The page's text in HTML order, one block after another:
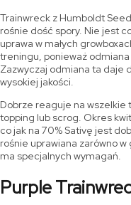
Trainwreck z Humboldt
rośnie dość spory. Nie jest
uprawa w małych
treningu, ponieważ
Zazwyczaj odmiana ta daje
wysokiej jakości.
Dobrze reaguje na wszelkie
topping lub scrog. Okres
co jak na 70% Sativę jest
rośnie uprawiana zarówno
ma specjalnych wymagań.
Purple